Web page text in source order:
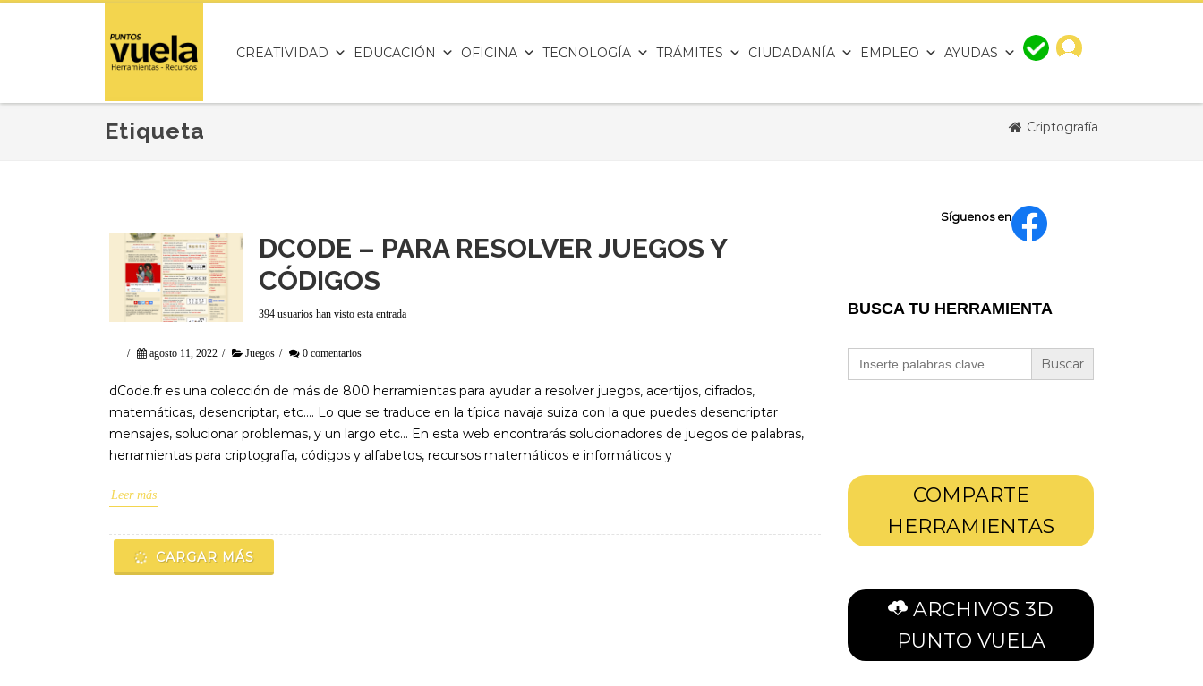
CREATIVIDAD EDUCACIÓN OFICINA TECNOLOGÍA TRÁMITES CIUDADANÍA EMPLEO AYUDAS
Etiqueta Criptografía
DCODE – PARA RESOLVER JUEGOS Y
CÓDIGOS
394 usuarios han visto esta entrada
/ agosto 11, 2022 / Juegos / 0 comentarios
dCode.fr es una colección de más de 800 herramientas para ayudar a resolver juegos, acertijos, cifrados,
matemáticas, desencriptar, etc…. Lo que se traduce en la típica navaja suiza con la que puedes desencriptar
mensajes, solucionar problemas, y un largo etc… En esta web encontrarás solucionadores de juegos de palabras,
herramientas para criptografía, códigos y alfabetos, recursos matemáticos e informáticos y
Leer más
CARGAR MÁS
Síguenos en
BUSCA TU HERRAMIENTA
Buscar:
COMPARTE
HERRAMIENTAS
ARCHIVOS 3D
PUNTO VUELA